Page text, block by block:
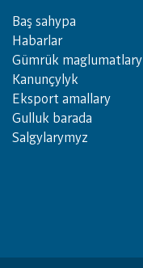
Baş sahypa
Habarlar
Gümrük maglumatlary
Kanunçylyk
Eksport amallary
Gulluk barada
Salgylarymyz